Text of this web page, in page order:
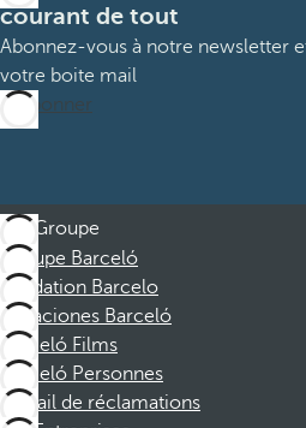
courant de tout
Abonnez-vous à notre newsletter
votre boite mail
M’abonner
Groupe
Groupe Barceló
Fondation Barcelo
Vacaciones Barceló
Barceló Films
Barceló Personnes
Portail de réclamations